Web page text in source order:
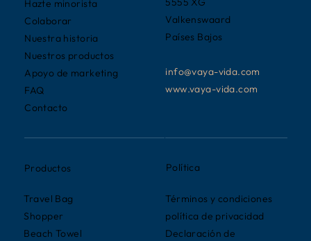
Valkenswaard
Países Bajos
info@vaya-vida.com
www.vaya-vida.com
Hazte minorista
Colaborar
Nuestra historia
Nuestros productos
Apoyo de marketing
FAQ
Contacto
Productos
Travel Bag
Shopper
Beach Towel
Política
Términos y condiciones
política de privacidad
Declaración de